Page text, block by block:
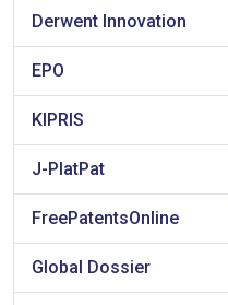
Derwent Innovation
EPO
KIPRIS
J-PlatPat
FreePatentsOnline
Global Dossier